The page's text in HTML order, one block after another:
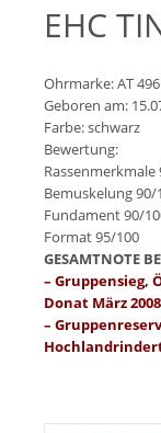
EHC
Ohrmarke: AT
Geboren am:
Farbe: schwarz
Bewertung:
Rassenmerkmale
Bemuskelung 90/
Fundament 90/
Format 95/100
GESAMTNOTE
– Gruppensieg,
Donat März 2008
–